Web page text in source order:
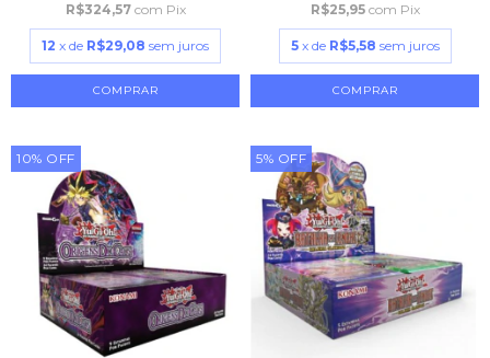
R$324,57 com Pix
12 x de R$29,08 sem juros
R$25,95 com Pix
5 x de R$5,58 sem juros
10% OFF 5% OFF